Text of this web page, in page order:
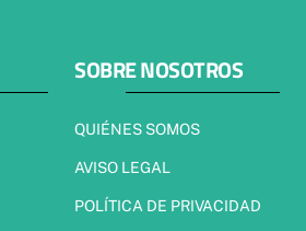
SOBRE NOSOTROS
QUIÉNES SOMOS
AVISO LEGAL
POLÍTICA DE PRIVACIDAD